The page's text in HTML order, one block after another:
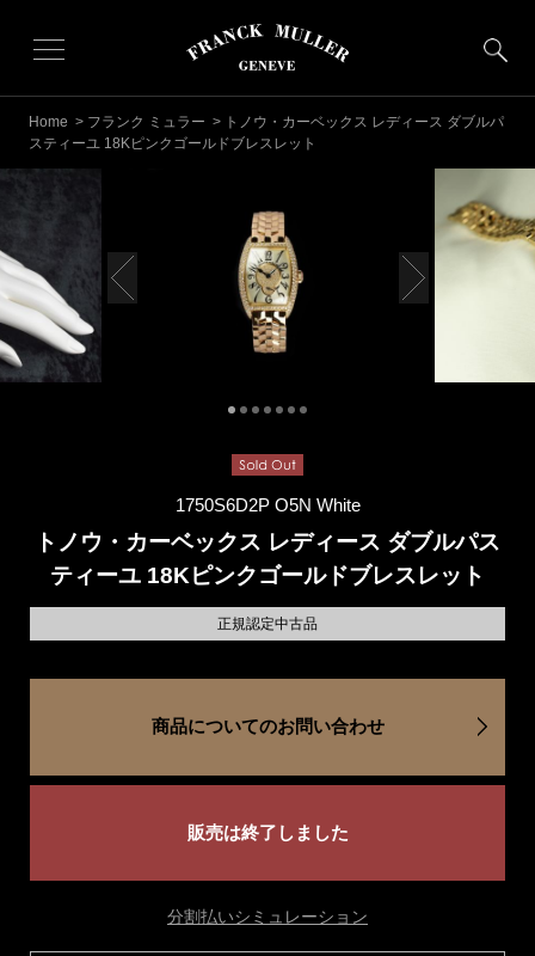
Home > フランク ミュラー > トノウ・カーベックス レディース ダブルパ
スティーユ 18Kピンクゴールドブレスレット
1750S6D2P O5N White
トノウ・カーベックス レディース ダブルパス
ティーユ 18Kピンクゴールドブレスレット
正規認定中古品
商品についてのお問い合わせ
販売は終了しました
分割払いシミュレーション